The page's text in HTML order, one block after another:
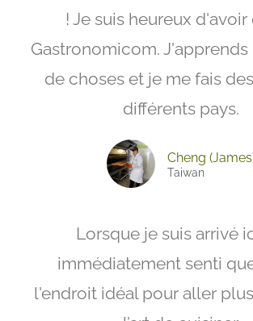
! Je suis heureux d'avoir
Gastronomicom.
de choses et je me fais
différents pays.
Cheng
Taiwan
Lorsque je suis arrivé
immédiatement senti
l'endroit idéal pour aller